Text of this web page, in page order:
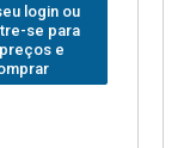
login ou
se para
e